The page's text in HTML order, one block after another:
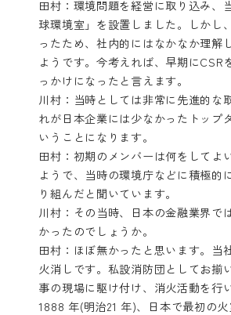
田村：環境問題を経営に取り込み、
球環境室」を設置しました。しかし
ったため、社内的にはなかなか理解
ようです。今考えれば、早期にCSR
っかけになったと言えます。
川村：当時としては非常に先進的な
れが日本企業には少なかったトップ
いうことになります。
田村：初期のメンバーは何をしてよ
ようで、当時の環境庁などに積極的
り組んだと聞いています。
川村：その当時、日本の金融業界で
かったのでしょうか。
田村：ほぼ無かったと思います。当
火消しです。私設消防団としてお揃
事の現場に駆け付け、消火活動を行
1888 年(明治21 年)、日本で最初の